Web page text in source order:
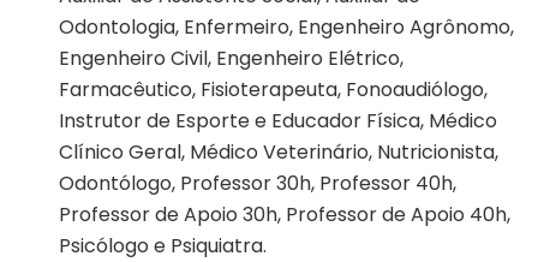
Odontologia, Enfermeiro, Engenheiro Agrônomo,
Engenheiro Civil, Engenheiro Elétrico,
Farmacêutico, Fisioterapeuta, Fonoaudiólogo,
Instrutor de Esporte e Educador Física, Médico
Clínico Geral, Médico Veterinário, Nutricionista,
Odontólogo, Professor 30h, Professor 40h,
Professor de Apoio 30h, Professor de Apoio 40h,
Psicólogo e Psiquiatra.